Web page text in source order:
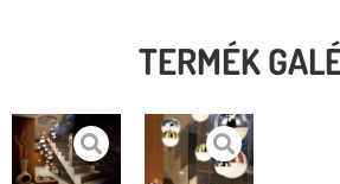
TERMÉK